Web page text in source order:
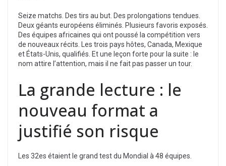
Seize matchs. Des tirs au but. Des prolongations tendues.
Deux géants européens éliminés. Plusieurs favoris exposés.
Des équipes africaines qui ont poussé la compétition vers
de nouveaux récits. Les trois pays hôtes, Canada, Mexique
et États-Unis, qualifiés. Et une leçon forte pour la suite : le
nom attire l’attention, mais il ne fait pas passer un tour.
La grande lecture : le
nouveau format a
justifié son risque
Les 32es étaient le grand test du Mondial à 48 équipes.